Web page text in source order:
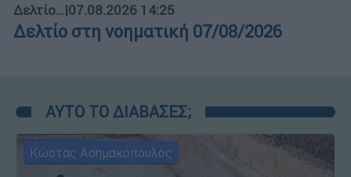
Δελτίο...|07.08.2026 14:25
Δελτίο στη νοηματική 07/08/2026
ΑΥΤΟ ΤΟ ΔΙΑΒΑΣΕΣ;
Κώστας Ασημακόπουλος